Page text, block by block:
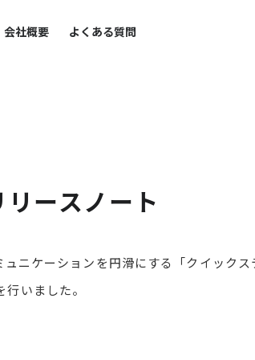
会社概要 よくある質問
ースノート
ニケーションを円滑にする「クイック
いました。